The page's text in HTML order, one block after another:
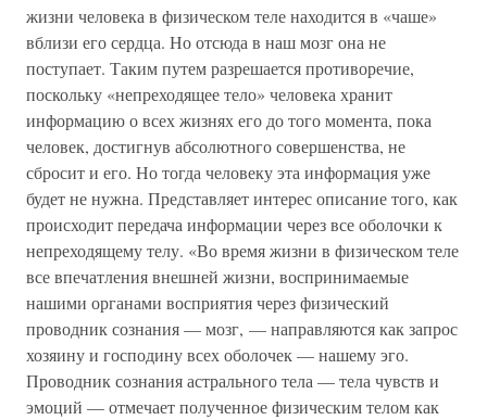
жизни человека в физическом теле находится в «чаше»
вблизи его сердца. Но отсюда в наш мозг она не
поступает. Таким путем разрешается противоречие,
поскольку «непреходящее тело» человека хранит
информацию о всех жизнях его до того момента, пока
человек, достигнув абсолютного совершенства, не
сбросит и его. Но тогда человеку эта информация уже
будет не нужна. Представляет интерес описание того, как
происходит передача информации через все оболочки к
непреходящему телу. «Во время жизни в физическом теле
все впечатления внешней жизни, воспринимаемые
нашими органами восприятия через физический
проводник сознания — мозг, — направляются как запрос
хозяину и господину всех оболочек — нашему эго.
Проводник сознания астрального тела — тела чувств и
эмоций — отмечает полученное физическим телом как